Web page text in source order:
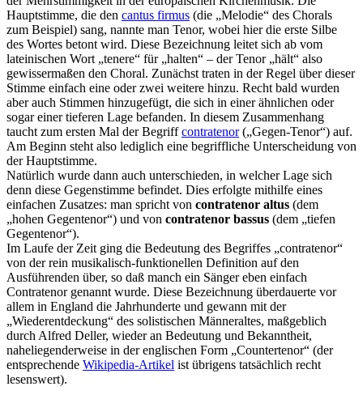
Hauptstimme, die den cantus firmus (die „Melodie“ des Chorals
zum Beispiel) sang, nannte man Tenor, wobei hier die erste Silbe
des Wortes betont wird. Diese Bezeichnung leitet sich ab vom
lateinischen Wort „tenere“ für „halten“ – der Tenor „hält“ also
gewissermaßen den Choral. Zunächst traten in der Regel über dieser
Stimme einfach eine oder zwei weitere hinzu. Recht bald wurden
aber auch Stimmen hinzugefügt, die sich in einer ähnlichen oder
sogar einer tieferen Lage befanden. In diesem Zusammenhang
taucht zum ersten Mal der Begriffcontratenor(„Gegen-Tenor“) auf.
Am Beginn steht also lediglich eine begriffliche Unterscheidung von
der Hauptstimme.
Natürlich wurde dann auch unterschieden, in welcher Lage sich
denn diese Gegenstimme befindet. Dies erfolgte mithilfe eines
einfachen Zusatzes: man spricht von contratenor altus (dem
„hohen Gegentenor“) und von contratenor bassus (dem „tiefen
Gegentenor“).
Im Laufe der Zeit ging die Bedeutung des Begriffes „contratenor“
von der rein musikalisch-funktionellen Definition auf den
Ausführenden über, so daß manch ein Sänger eben einfach
Contratenor genannt wurde. Diese Bezeichnung überdauerte vor
allem in England die Jahrhunderte und gewann mit der
„Wiederentdeckung“ des solistischen Männeraltes, maßgeblich
durch Alfred Deller, wieder an Bedeutung und Bekanntheit,
naheliegenderweise in der englischen Form „Countertenor“ (der
entsprechende Wikipedia-Artikel ist übrigens tatsächlich recht
lesenswert).